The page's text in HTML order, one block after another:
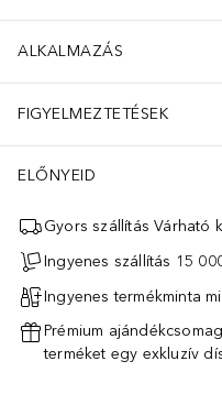
ALKALMAZÁS
FIGYELMEZTETÉSEK
ELŐNYEID
Gyors szállítás Várható
Ingyenes szállítás 15
Ingyenes termékminta
Prémium
terméket egy exkluzív